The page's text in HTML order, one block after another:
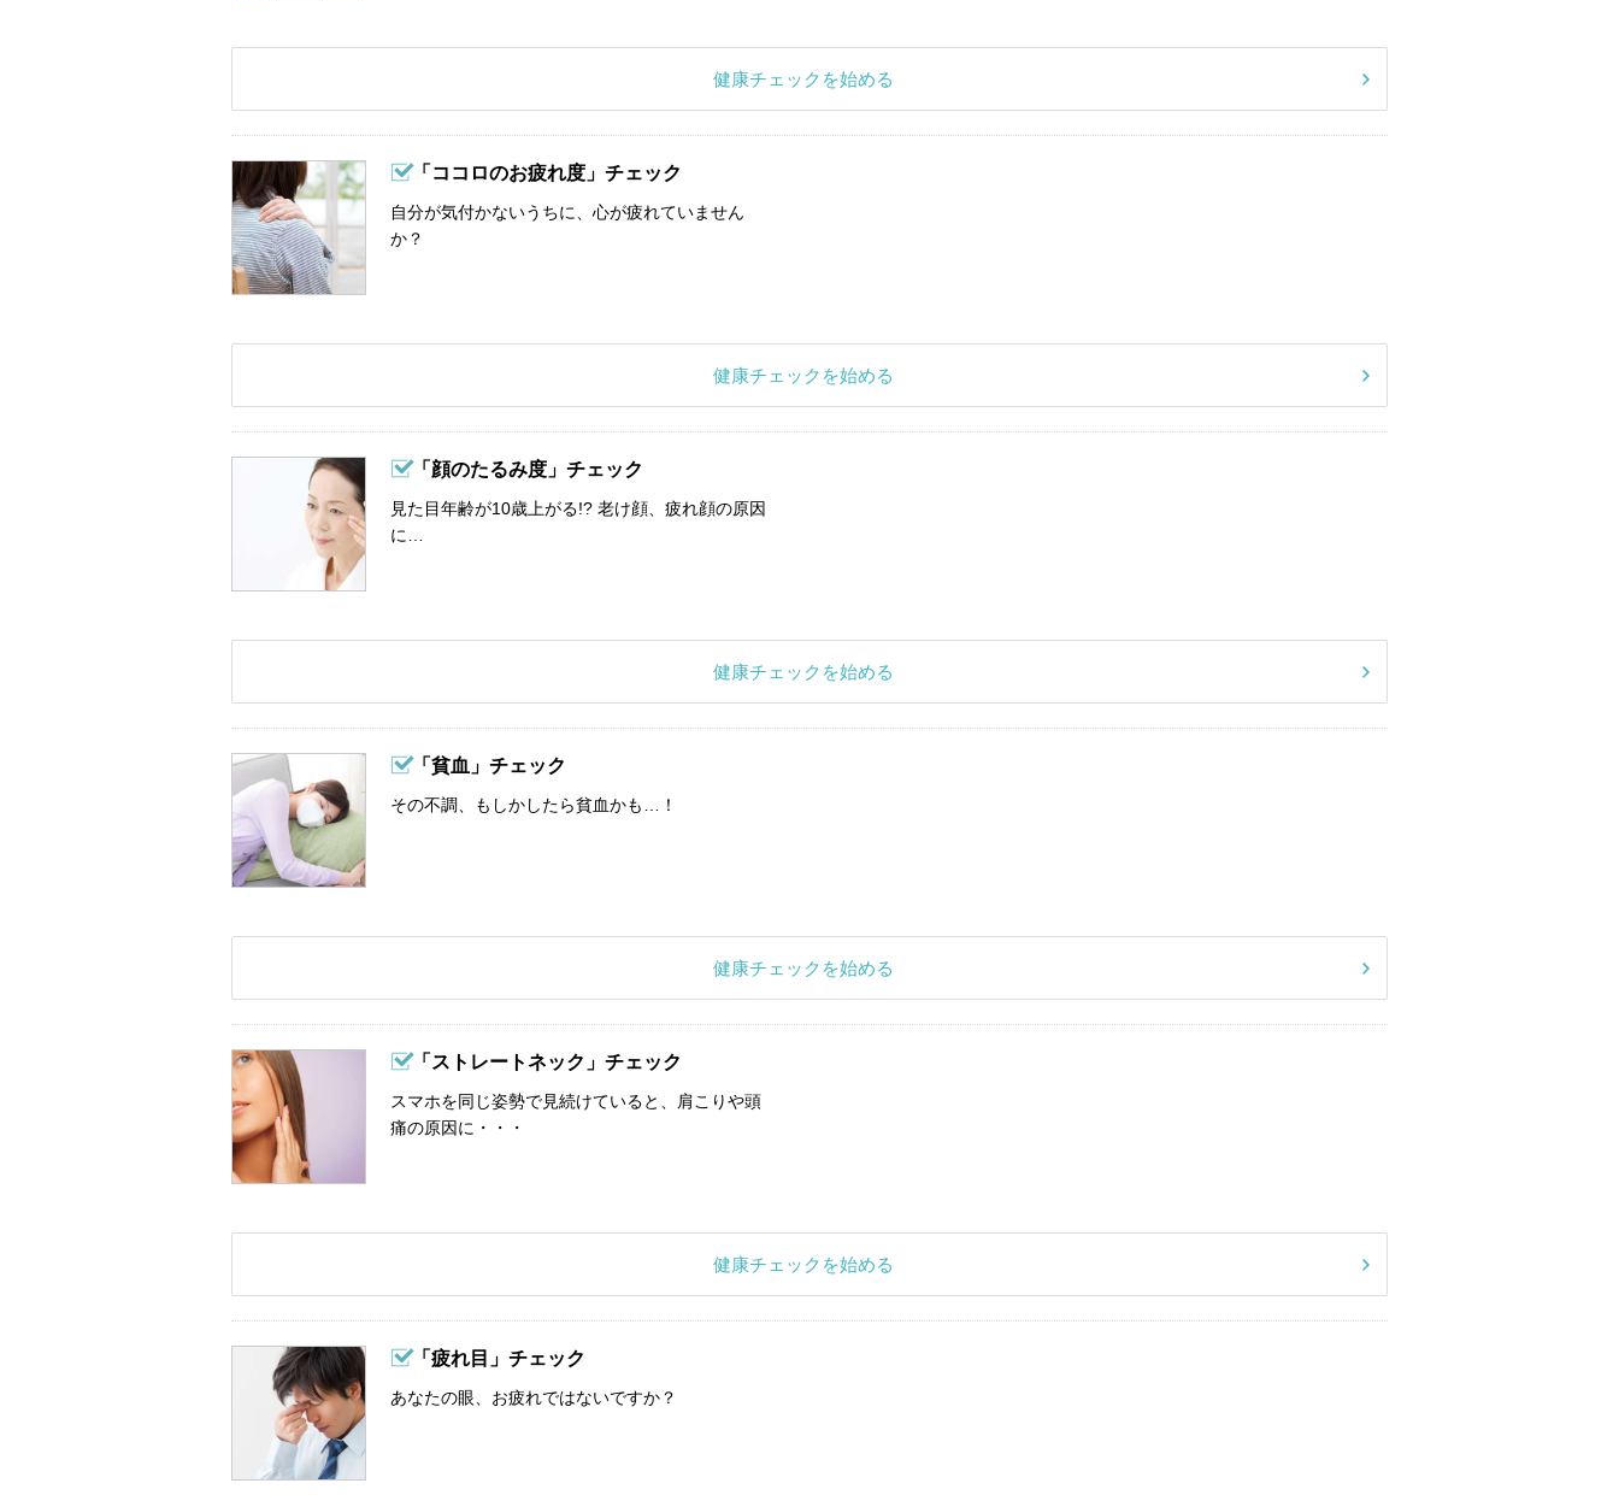
健康チェックを始める
「ココロのお疲れ度」チェック
自分が気付かないうちに、心が疲れていません
か？
健康チェックを始める
「顔のたるみ度」チェック
見た目年齢が10歳上がる!? 老け顔、疲れ顔の原因
に…
健康チェックを始める
「貧血」チェック
その不調、もしかしたら貧血かも…！
健康チェックを始める
「ストレートネック」チェック
スマホを同じ姿勢で見続けていると、肩こりや頭
痛の原因に・・・
健康チェックを始める
「疲れ目」チェック
あなたの眼、お疲れではないですか？